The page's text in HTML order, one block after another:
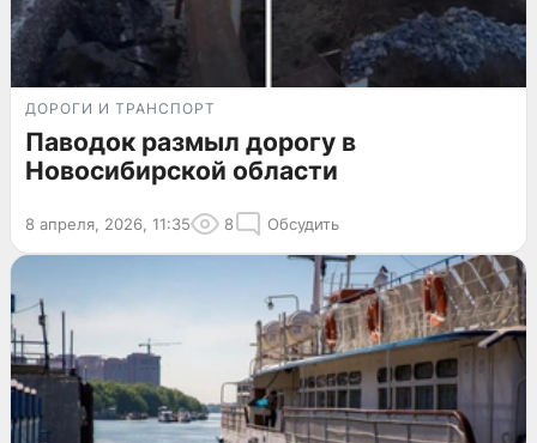
ДОРОГИ И ТРАНСПОРТ
Паводок размыл дорогу в
Новосибирской области
8 апреля, 2026, 11:35 8 Обсудить